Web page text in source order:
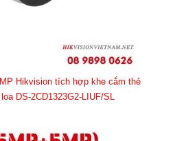
Hikvision tích hợp khe cắm thẻ
DS-2CD1323G2-LIUF/SL